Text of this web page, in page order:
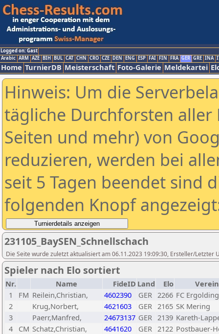
Logged on: Gast
Arabic ARM AZE BIH BUL CAT CHN CRO CZE DEN ENG ESP FAI FIN FRA GER GRE INA
Home TurnierDB Meisterschaft Foto-Galerie Meldekartei
Hinweis: Um die
tägliche Durchforsten aller
Seiten und mehr) von
reduzieren, werden bei
seit 5 Tagen beendet sind
folgenden Knopf
231105_BaySEN_Schnellschach
Die Seite wurde zuletzt aktualisiert am 06.11.2023 19:09:30, Ersteller/Letzter
Spieler nach Elo sortiert
Nr. Name FideID Land Elo
1
FM Reilein,Christian, 4602390 GER 2266 FC Ergolding
2
Krug,Norbert, 4621603 GER 2165 SK Mering
3
Paerr,Manfred, 24673137 GER 2139 Kareth-
4
CM Schatz,Christian, 4641620 GER 2122 Postbauer-